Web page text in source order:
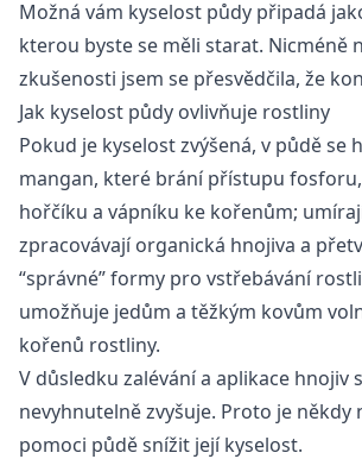
Možná vám kyselost půdy připadá
kterou byste se měli starat. Nicméně
zkušenosti jsem se přesvědčila, že
Jak kyselost půdy ovlivňuje rostliny
Pokud je kyselost zvýšená, v půdě se
mangan, které brání přístupu
hořčíku a vápníku ke kořenům;
zpracovávají organická hnojiva a
“správné” formy pro vstřebávání
umožňuje jedům a těžkým kovům
kořenů rostliny.
V důsledku zalévání a aplikace hnojiv
nevyhnutelně zvyšuje. Proto je někdy
pomoci půdě snížit její kyselost.